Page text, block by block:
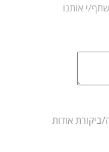
י אותנו
ביקורת אודות